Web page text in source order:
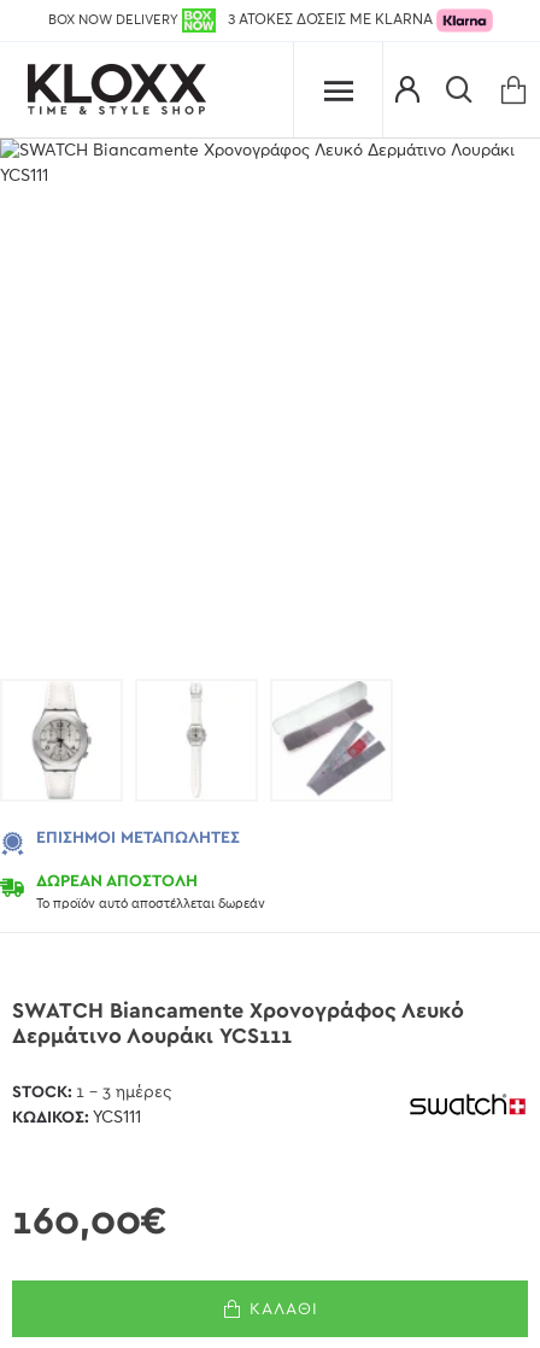
BOX NOW DELIVERY 3 ΑΤΟΚΕΣ ΔΟΣΕΙΣ ΜΕ KLARNA
ΔΩΡΕΑΝ ΑΠΟΣΤΟΛΗ
Το προϊόν αυτό αποστέλλεται δωρεάν
ΕΠΊΣΗΜΟΙ ΜΕΤΑΠΩΛΗΤΈΣ
SWATCH Biancamente Χρονογράφος Λευκό
Δερμάτινο Λουράκι YCS111
160,00€
STOCK: 1 - 3 ημέρες
ΚΩΔΙΚΌΣ: YCS111
ΚΑΛΆΘΙ